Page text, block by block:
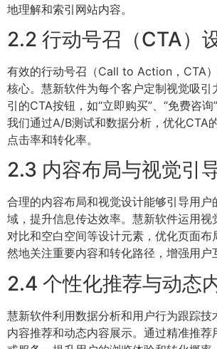
地理解和索引网站内容。
2.2 行动号召（CTA）
有效的行动号召（Call to Action，CTA
核心。慧新软件为每个客户定制视觉吸引
引的CTA按钮，如“立即购买”、“免费咨询”
我们通过A/B测试和数据分析，优化CTA
点击率和转化率。
2.3 内容布局与视觉引
合理的内容布局和视觉设计能够引导用户
域，提升信息传达效率。慧新软件运用视
对比和空白空间等设计元素，优化页面布
然地关注重要内容和转化路径，增强用户
2.4 个性化推荐与动态
慧新软件利用数据分析和用户行为跟踪技
内容推荐和动态内容展示。通过精准推荐